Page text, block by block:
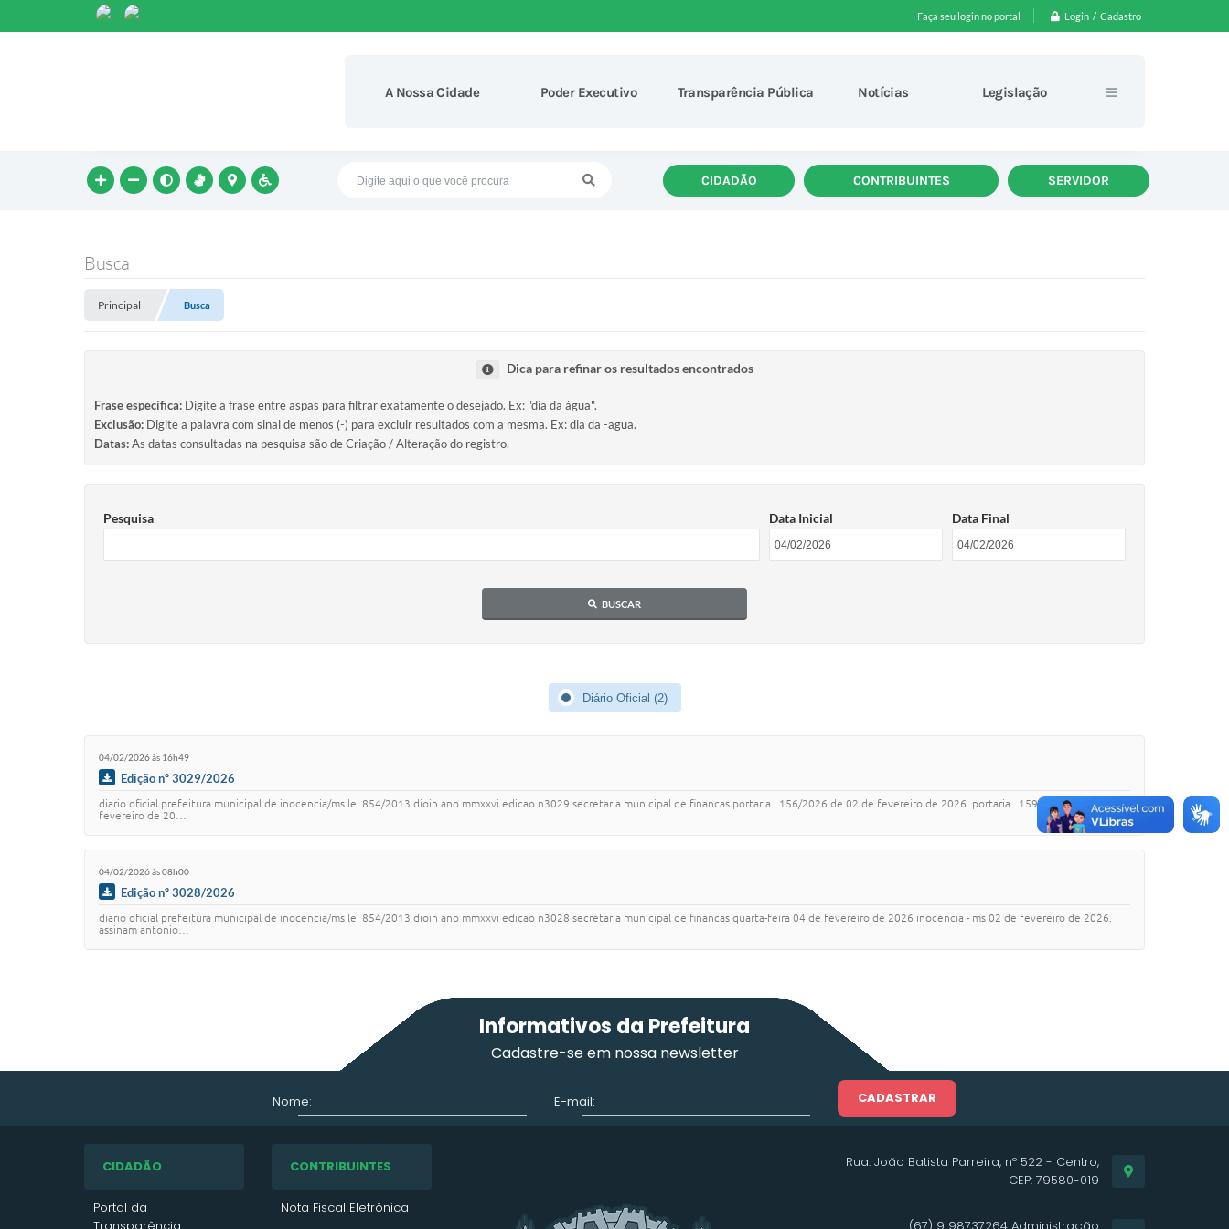
Faça seu login no portal Login / Cadastro
A Nossa Cidade Poder Executivo Transparência Pública Notícias Legislação
CIDADÃO CONTRIBUINTES SERVIDOR
Busca
Principal Busca
Dica para refinar os resultados encontrados
Frase específica: Digite a frase entre aspas para filtrar exatamente o desejado. Ex: "dia da água".
Exclusão: Digite a palavra com sinal de menos (-) para excluir resultados com a mesma. Ex: dia da -agua.
Datas:As datas consultadas na pesquisa são de Criação / Alteração do registro.
Pesquisa Data Inicial Data Final
BUSCAR
Diário Oficial (2)
04/02/2026 às 16h49
Edição nº 3029/2026
diario oficial prefeitura municipal de inocencia/ms lei 854/2013 dioin ano mmxxvi edicao n3029 secretaria municipal de financas portaria . 156/2026 de 02 de fevereiro de 2026. portaria . 159/2026 de 02 de
fevereiro de 20…
04/02/2026 às 08h00
Edição nº 3028/2026
diario oficial prefeitura municipal de inocencia/ms lei 854/2013 dioin ano mmxxvi edicao n3028 secretaria municipal de financas quarta-feira 04 de fevereiro de 2026 inocencia - ms 02 de fevereiro de 2026.
assinam antonio…
Informativos da Prefeitura
Cadastre-se em nossa newsletter
Nome: E-mail: CADASTRAR
CIDADÃO
Portal da
CONTRIBUINTES
Nota Fiscal Eletrônica
Rua: João Batista Parreira, nº 522 - Centro,
CEP: 79580-019